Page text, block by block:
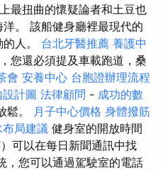
最扭曲的懷疑論者和土豆也
。 該船健身廳裡最現代的
人。 台北牙醫推薦 養護中
您還必須提及車載跑道，桑
會 安養中心 台胞證辦理流程
計圖 法律顧問 - 成功的數
鬆。 月子中心價格 身體撥筋
局建議 健身室的開放時間
可以在每日新聞通訊中找
，您可以通過駕駛室的電話